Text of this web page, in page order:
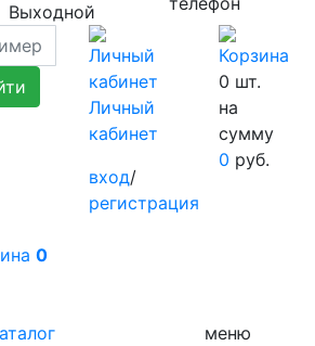
Выходной
Личный
кабинет
вход/
регистрация
0 шт.
на
сумму
0 руб.
0
меню